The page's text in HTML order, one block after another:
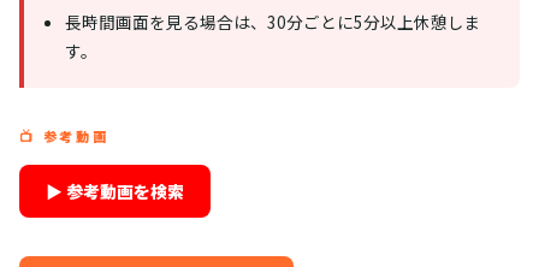
長時間画面を見る場合は、30分ごとに5分以上休憩しま
す。
📺 参考動画
▶ 参考動画を検索